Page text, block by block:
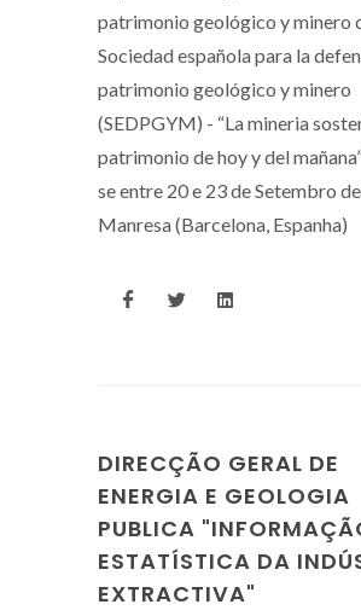
patrimonio geológico y minero
Sociedad española para la
patrimonio geológico y minero
(SEDPGYM) - “La mineria
patrimonio de hoy y del
se entre 20 e 23 de Setembro
Manresa (Barcelona, Espanha)
DIRECÇÃO GERAL DE
ENERGIA E GEOLOGIA
PUBLICA
ESTATÍSTICA DA
EXTRACTIVA"